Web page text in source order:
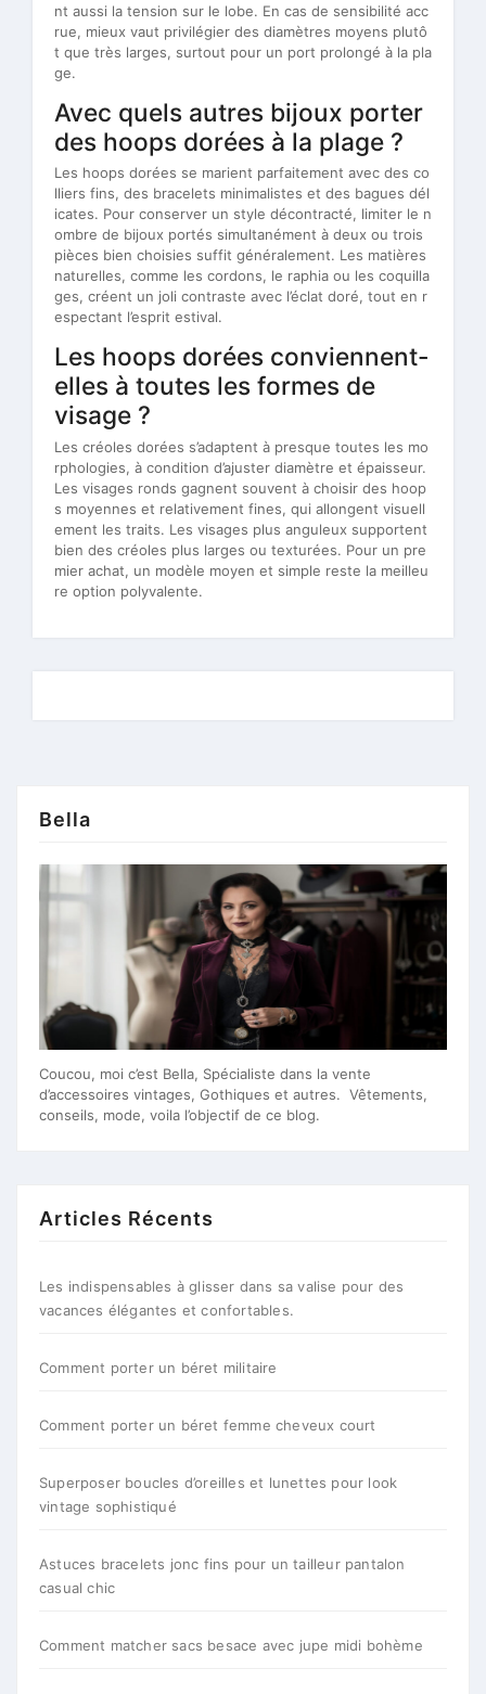
nt aussi la tension sur le lobe. En cas de sensibilité acc
rue, mieux vaut privilégier des diamètres moyens plutô
t que très larges, surtout pour un port prolongé à la pla
ge.
Avec quels autres bijoux porter
des hoops dorées à la plage ?
Les hoops dorées se marient parfaitement avec des co
lliers fins, des bracelets minimalistes et des bagues dél
icates. Pour conserver un style décontracté, limiter le n
ombre de bijoux portés simultanément à deux ou trois
pièces bien choisies suffit généralement. Les matières
naturelles, comme les cordons, le raphia ou les coquilla
ges, créent un joli contraste avec l’éclat doré, tout en r
espectant l’esprit estival.
Les hoops dorées conviennent-
elles à toutes les formes de
visage ?
Les créoles dorées s’adaptent à presque toutes les mo
rphologies, à condition d’ajuster diamètre et épaisseur.
Les visages ronds gagnent souvent à choisir des hoop
s moyennes et relativement fines, qui allongent visuell
ement les traits. Les visages plus anguleux supportent
bien des créoles plus larges ou texturées. Pour un pre
mier achat, un modèle moyen et simple reste la meilleu
re option polyvalente.
Bella
Coucou, moi c’est Bella, Spécialiste dans la vente
d’accessoires vintages, Gothiques et autres. Vêtements,
conseils, mode, voila l’objectif de ce blog.
Articles Récents
Les indispensables à glisser dans sa valise pour des
vacances élégantes et confortables.
Comment porter un béret militaire
Comment porter un béret femme cheveux court
Superposer boucles d’oreilles et lunettes pour look
vintage sophistiqué
Astuces bracelets jonc fins pour un tailleur pantalon
casual chic
Comment matcher sacs besace avec jupe midi bohème